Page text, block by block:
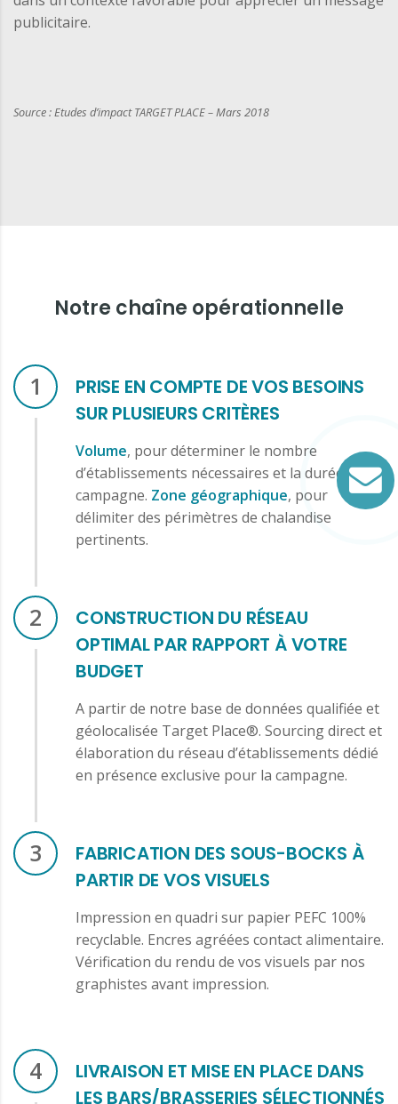
publicitaire.
Source : Etudes d’impact TARGET PLACE – Mars 2018
Notre chaîne opérationnelle
1
PRISE EN COMPTE DE VOS BESOINS
SUR PLUSIEURS CRITÈRES
Volume, pour déterminer le nombre
d’établissements nécessaires et la durée de la
campagne. Zone géographique, pour
délimiter des périmètres de chalandise
pertinents.
2
CONSTRUCTION DU RÉSEAU
OPTIMAL PAR RAPPORT À VOTRE
BUDGET
A partir de notre base de données qualifiée et
géolocalisée Target Place®. Sourcing direct et
élaboration du réseau d’établissements dédié
en présence exclusive pour la campagne.
3
FABRICATION DES SOUS-BOCKS À
PARTIR DE VOS VISUELS
Impression en quadri sur papier PEFC 100%
recyclable. Encres agréées contact alimentaire.
Vérification du rendu de vos visuels par nos
graphistes avant impression.
4
LIVRAISON ET MISE EN PLACE DANS
LES BARS/BRASSERIES SÉLECTIONNÉS